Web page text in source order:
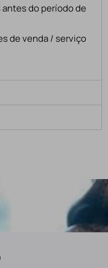
do período de
de venda / serviço